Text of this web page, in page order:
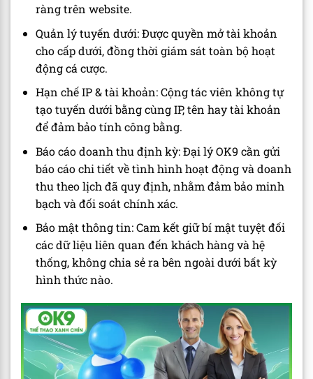
ràng trên website.
Quản lý tuyến dưới: Được quyền mở tài khoản
cho cấp dưới, đồng thời giám sát toàn bộ hoạt
động cá cược.
Hạn chế IP & tài khoản: Cộng tác viên không tự
tạo tuyến dưới bằng cùng IP, tên hay tài khoản
để đảm bảo tính công bằng.
Báo cáo doanh thu định kỳ: Đại lý OK9 cần gửi
báo cáo chi tiết về tình hình hoạt động và doanh
thu theo lịch đã quy định, nhằm đảm bảo minh
bạch và đối soát chính xác.
Bảo mật thông tin: Cam kết giữ bí mật tuyệt đối
các dữ liệu liên quan đến khách hàng và hệ
thống, không chia sẻ ra bên ngoài dưới bất kỳ
hình thức nào.